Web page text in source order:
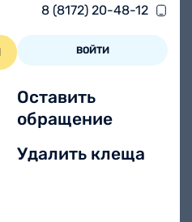
8 (8172) 20-48-12
ВОЙТИ
Оставить
обращение
Удалить клеща